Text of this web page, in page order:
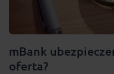
mBank
oferta?